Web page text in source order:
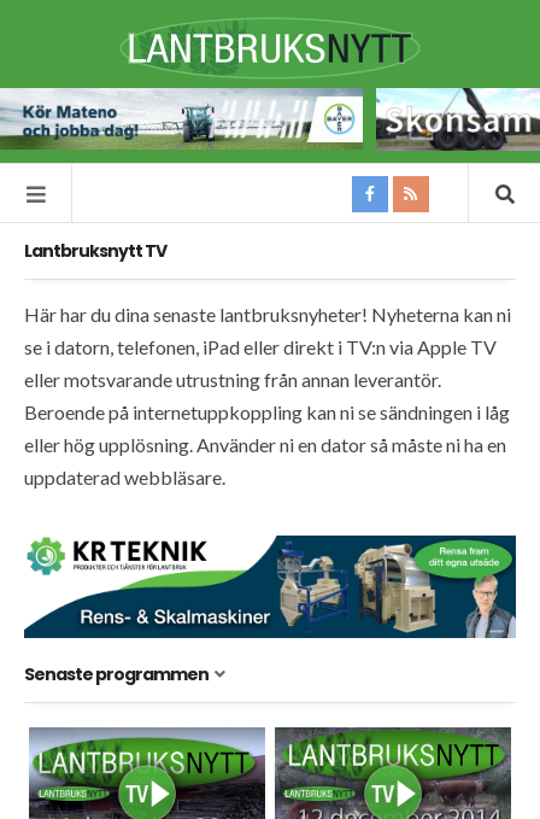
Lantbruksnytt TV
Här har du dina senaste lantbruksnyheter! Nyheterna kan ni
se i datorn, telefonen, iPad eller direkt i TV:n via Apple TV
eller motsvarande utrustning från annan leverantör.
Beroende på internetuppkoppling kan ni se sändningen i låg
eller hög upplösning. Använder ni en dator så måste ni ha en
uppdaterad webbläsare.
Senaste programmen